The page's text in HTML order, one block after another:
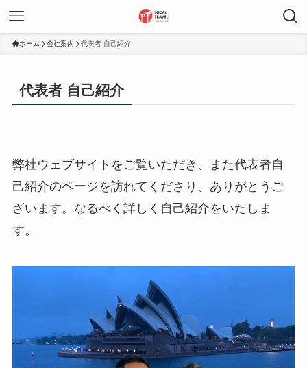
ホーム 会社案内 代表者 自己紹介
代表者 自己紹介
弊社ウェブサイトをご覧いただき、また代表者自
己紹介のページを訪れてくださり、ありがとうご
ざいます。なるべく詳しく自己紹介をいたしま
す。